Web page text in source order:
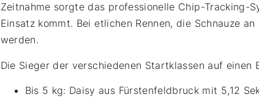
Zeitnahme sorgte das professionelle Chip-Tracking-
Einsatz kommt. Bei etlichen Rennen, die Schnauze
werden.
Die Sieger der verschiedenen Startklassen auf einen
Bis 5 kg: Daisy aus Fürstenfeldbruck mit 5,12